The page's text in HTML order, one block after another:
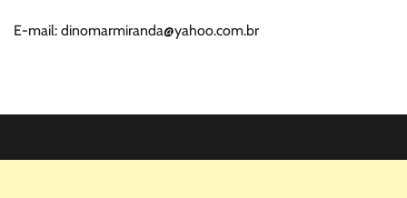
E-mail: dinomarmiranda@yahoo.com.br